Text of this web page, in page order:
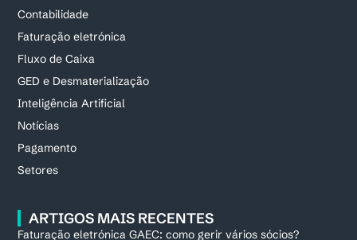
Contabilidade
Faturação eletrónica
Fluxo de Caixa
GED e Desmaterialização
Inteligência Artificial
Notícias
Pagamento
Setores
ARTIGOS MAIS RECENTES
Faturação eletrónica GAEC: como gerir vários sócios?